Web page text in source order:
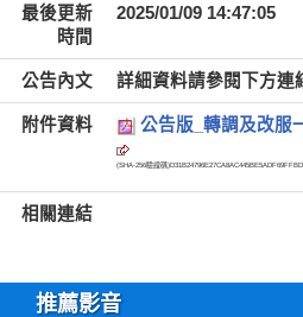
最後更新
時間
2025/01/09 14:47:05
公告內文 詳細資料請參閱下方連
附件資料 公告版_轉調及改服
(SHA-256驗證碼)
相關連結
推薦影音